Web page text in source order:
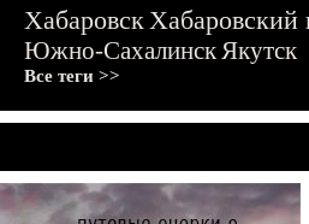
ХабаровскХабаровский
Южно-СахалинскЯкутск
Все теги >>